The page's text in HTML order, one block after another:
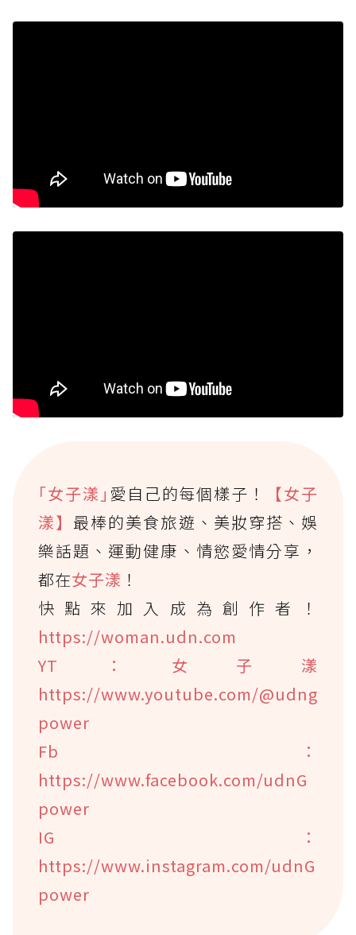
｢女子漾｣ 愛自己的每個樣子！
【女子
漾】最棒的美食旅遊、美妝穿搭、娛
樂話題、運動健康、情慾愛情分享，
都在女子漾 ！
快點來加入成為創作者！
https://woman.udn.com
YT：女子漾
https://www.youtube.com/@udng
power
Fb：
https://www.facebook.com/udnG
power
IG：
https://www.instagram.com/udnG
power